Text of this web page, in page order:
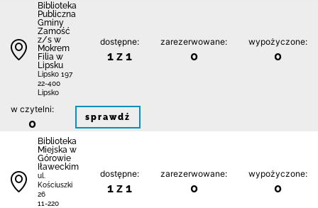
Biblio­teka
Publiczna
Gminy
Zamość
z/s w
Mokrem
Filia w
Lipsku
Lipsko 197
22-400
Lipsko
dostępne:
1 z 1
zarezerwowane:
0
wypożyczone:
0
w czytelni:
0 sprawdź
Biblioteka
Miejska w
Górowie
Iławeckim
ul.
Kościuszki
26
11-220
dostępne:
1 z 1
zarezerwowane:
0
wypożyczone:
0